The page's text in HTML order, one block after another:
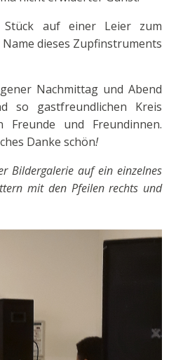
auf einer Leier zum
dieses Zupfinstruments
Nachmittag und Abend
so gastfreundlichen Kreis
Freunde und Freundinnen.
Danke schön!
Bildergalerie auf ein einzelnes
mit den Pfeilen rechts und